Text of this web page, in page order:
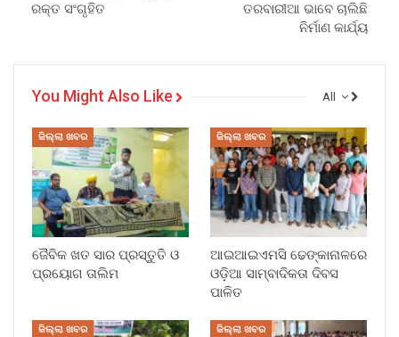
ରକ୍ତ ସଂଗୃହିତ
ତରବାରୀଆ ଭାବେ ଚାଲିଛି
ନିର୍ମାଣ କାର୍ଯ୍ୟ
All
You Might Also Like
ଜିଲ୍ଲା ଖବର
ଜୈବିକ ଖତ ସାର ପ୍ରସ୍ତୁତି ଓ
ପ୍ରୟୋଗ ତାଲିମ
ଜିଲ୍ଲା ଖବର
ଆଇଆଇଏମସି ଢେଙ୍କାନାଳରେ
ଓଡ଼ିଆ ସାମ୍ବାଦିକତା ଦିବସ
ପାଳିତ
ଜିଲ୍ଲା ଖବର ଜିଲ୍ଲା ଖବର